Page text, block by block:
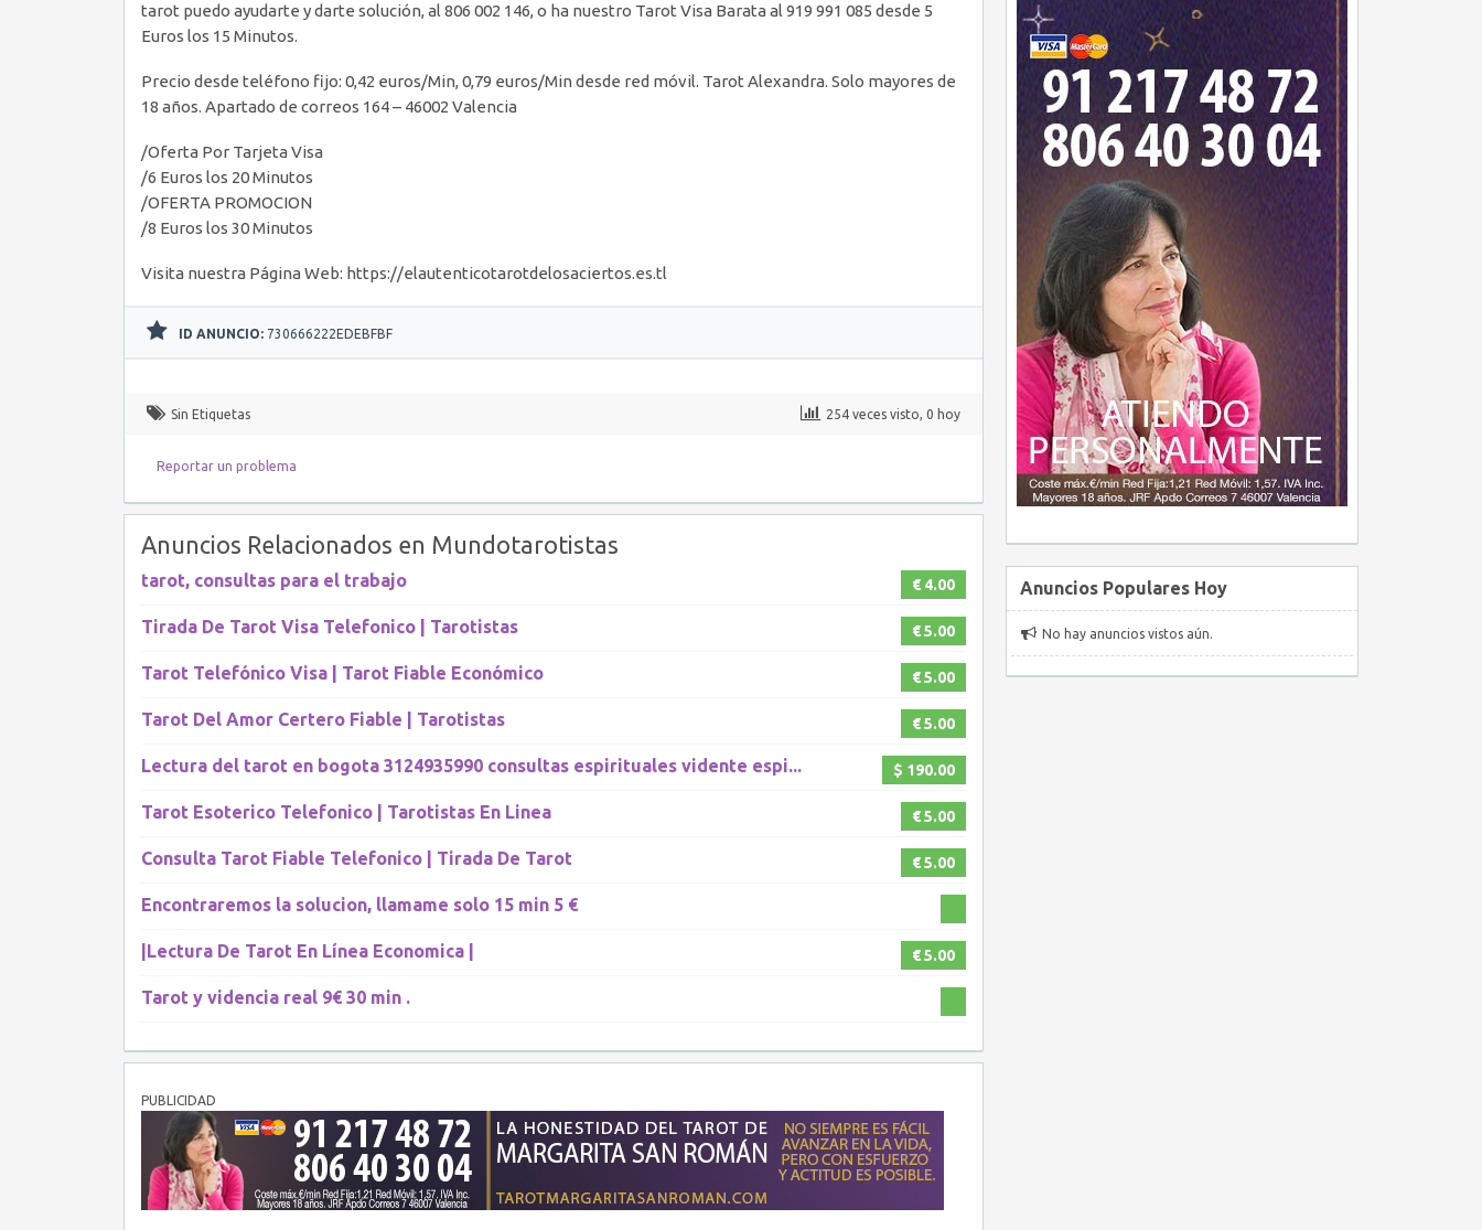
tarot puedo ayudarte y darte solución, al 806 002 146, o ha nuestro Tarot Visa Barata al 919 991 085 desde 5
Euros los 15 Minutos.
Precio desde teléfono fijo: 0,42 euros/Min, 0,79 euros/Min desde red móvil. Tarot Alexandra. Solo mayores de
18 años. Apartado de correos 164 – 46002 Valencia
/Oferta Por Tarjeta Visa
/6 Euros los 20 Minutos
/OFERTA PROMOCION
/8 Euros los 30 Minutos
Visita nuestra Página Web: https://elautenticotarotdelosaciertos.es.tl
ID ANUNCIO: 730666222EDEBFBF
Sin Etiquetas 254 veces visto, 0 hoy
Reportar un problema
Anuncios Relacionados en Mundotarotistas
€ 4.00
tarot, consultas para el trabajo
€ 5.00
Tirada De Tarot Visa Telefonico | Tarotistas
€ 5.00
Tarot Telefónico Visa | Tarot Fiable Económico
€ 5.00
Tarot Del Amor Certero Fiable | Tarotistas
$ 190.00
Lectura del tarot en bogota 3124935990 consultas espirituales vidente espi...
€ 5.00
Tarot Esoterico Telefonico | Tarotistas En Linea
€ 5.00
Consulta Tarot Fiable Telefonico | Tirada De Tarot
Encontraremos la solucion, llamame solo 15 min 5 €
€ 5.00
|Lectura De Tarot En Línea Economica |
Tarot y videncia real 9€ 30 min .
PUBLICIDAD
Anuncios Populares Hoy
No hay anuncios vistos aún.